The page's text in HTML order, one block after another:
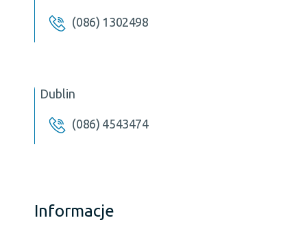
(086) 1302498
Dublin
(086) 4543474
Informacje